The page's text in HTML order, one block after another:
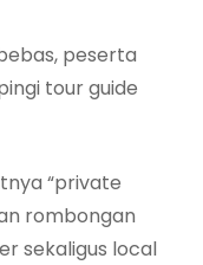
peserta
tour guide
“private
rombongan
sekaligus local